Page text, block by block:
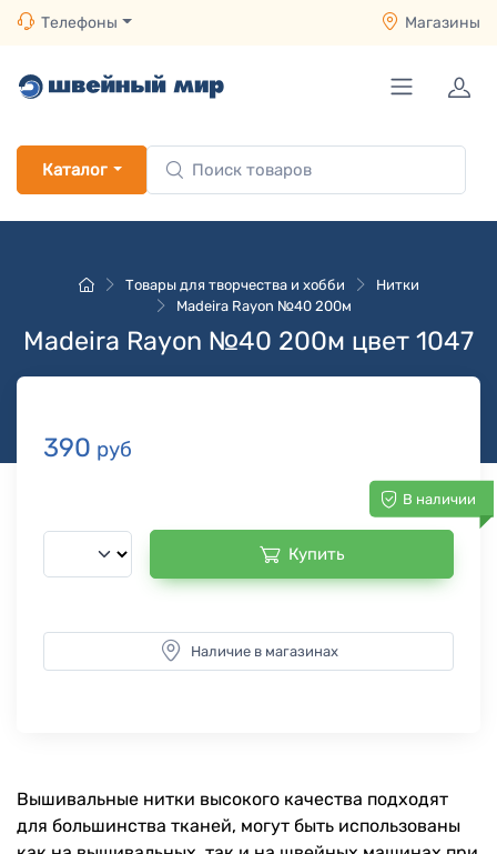
Телефоны Магазины
Каталог
Товары для творчества и хобби
Нитки
Madeira Rayon №40 200м
Madeira Rayon №40 200м цвет 1047
390 руб
В наличии
Купить
Наличие в магазинах
Вышивальные нитки высокого качества подходят
для большинства тканей, могут быть использованы